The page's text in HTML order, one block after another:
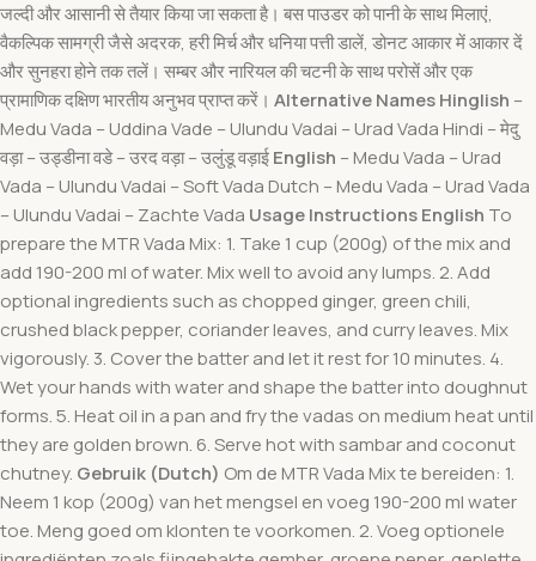
जल्दी और आसानी से तैयार किया जा सकता है। बस पाउडर को पानी के साथ मिलाएं,
वैकल्पिक सामग्री जैसे अदरक, हरी मिर्च और धनिया पत्ती डालें, डोनट आकार में आकार दें
और सुनहरा होने तक तलें। सम्बर और नारियल की चटनी के साथ परोसें और एक
प्रामाणिक दक्षिण भारतीय अनुभव प्राप्त करें। Alternative NamesHinglish –
Medu Vada – Uddina Vade – Ulundu Vadai – Urad Vada Hindi – मेदु
वड़ा – उड्डीना वडे – उरद वड़ा – उलुंडू वड़ाईEnglish – Medu Vada – Urad
Vada – Ulundu Vadai – Soft Vada Dutch – Medu Vada – Urad Vada
– Ulundu Vadai – Zachte Vada Usage InstructionsEnglish To
prepare the MTR Vada Mix: 1. Take 1 cup (200g) of the mix and
add 190-200 ml of water. Mix well to avoid any lumps. 2. Add
optional ingredients such as chopped ginger, green chili,
crushed black pepper, coriander leaves, and curry leaves. Mix
vigorously. 3. Cover the batter and let it rest for 10 minutes. 4.
Wet your hands with water and shape the batter into doughnut
forms. 5. Heat oil in a pan and fry the vadas on medium heat until
they are golden brown. 6. Serve hot with sambar and coconut
chutney. Gebruik (Dutch) Om de MTR Vada Mix te bereiden: 1.
Neem 1 kop (200g) van het mengsel en voeg 190-200 ml water
toe. Meng goed om klonten te voorkomen. 2. Voeg optionele